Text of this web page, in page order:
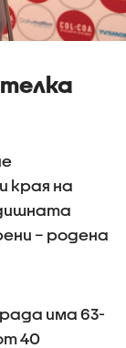
края на
– родена
има 63-
40